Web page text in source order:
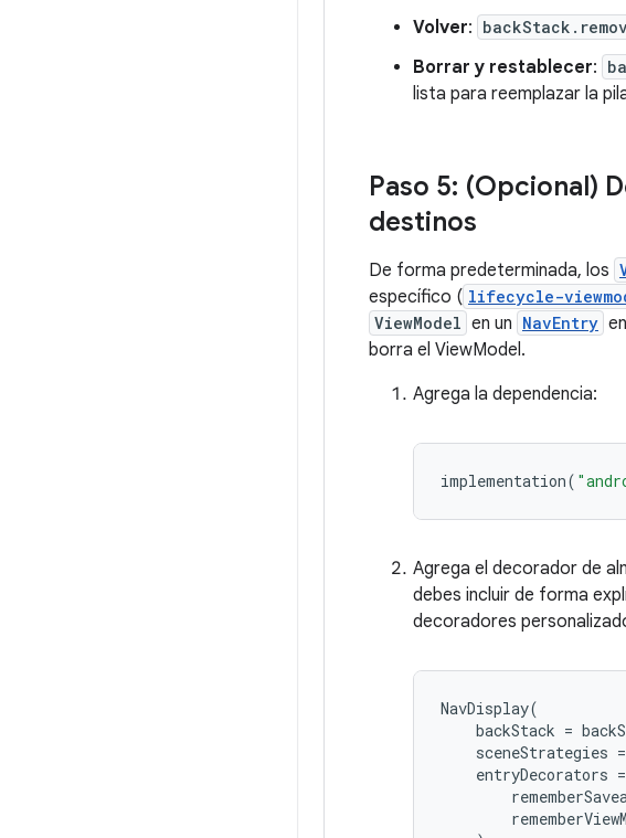
Volver:
Borrar y restablecer:
lista para reemplazar la
Paso 5: (Opcional)
destinos
De forma predeterminada, los
específico ( lifecycle-
ViewModel en un NavEntry
borra el ViewModel.
Agrega la dependencia:
implementation(
Agrega el decorador de
debes incluir de forma
decoradores
NavDisplay(
backStack =
sceneStrategies =
entryDecorators =